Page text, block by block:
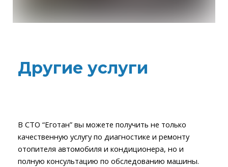
Другие услуги
В СТО “Еготан” вы можете получить не только
качественную услугу по диагностике и ремонту
отопителя автомобиля и кондиционера, но и
полную консультацию по обследованию машины.